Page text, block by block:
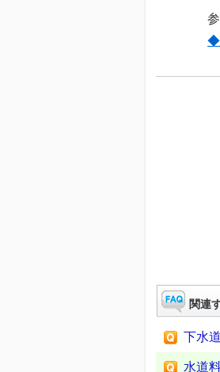
関連
下水
水道